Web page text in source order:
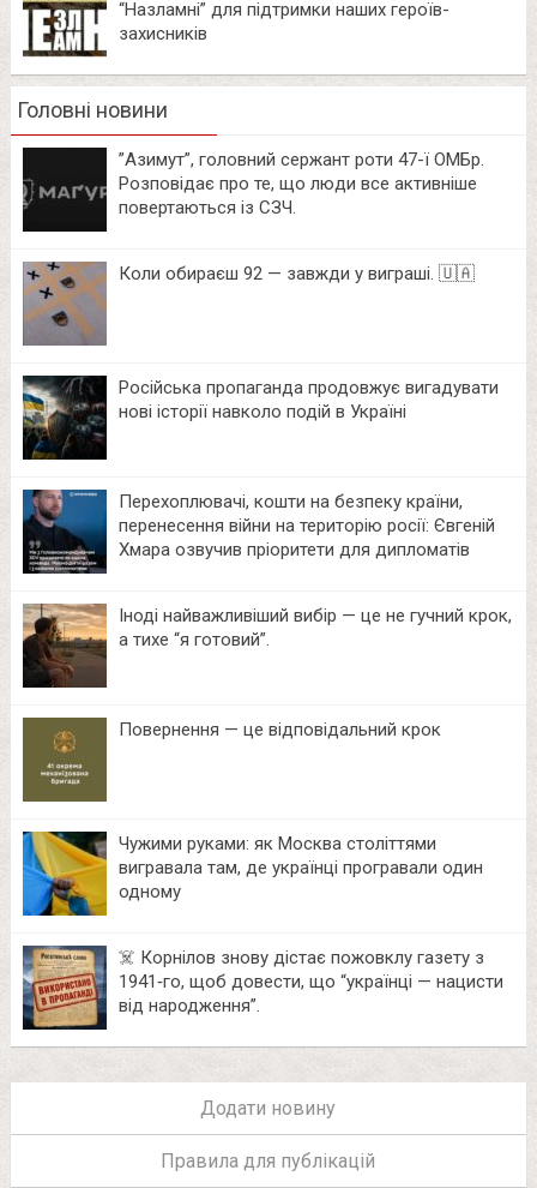
“Назламні” для підтримки наших героїв-
захисників
Головні новини
⁨”Азимут”, головний сержант роти 47-ї ОМБр.
Розповідає про те, що люди все активніше
повертаються із СЗЧ.
Коли обираєш 92 — завжди у виграші. 🇺🇦
Російська пропаганда продовжує вигадувати
нові історії навколо подій в Україні
Перехоплювачі, кошти на безпеку країни,
перенесення війни на територію росії: Євгеній
Хмара озвучив пріоритети для дипломатів
Іноді найважливіший вибір — це не гучний крок,
а тихе “я готовий”.
Повернення — це відповідальний крок
Чужими руками: як Москва століттями
вигравала там, де українці програвали один
одному
☠️ Корнілов знову дістає пожовклу газету з
1941‑го, щоб довести, що “українці — нацисти
від народження”.
Додати новину
Правила для публікацій